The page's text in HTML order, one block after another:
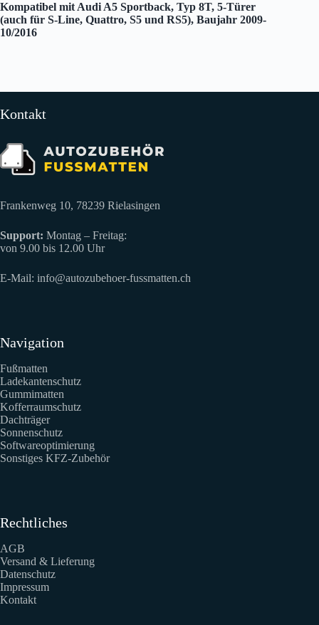
Kompatibel mit Audi A5 Sportback, Typ 8T, 5-Türer
(auch für S-Line, Quattro, S5 und RS5), Baujahr 2009-
10/2016
Kontakt
Frankenweg 10, 78239 Rielasingen
Support: Montag – Freitag:
von 9.00 bis 12.00 Uhr
E-Mail: info@autozubehoer-fussmatten.ch
Navigation
Fußmatten
Ladekantenschutz
Gummimatten
Kofferraumschutz
Dachträger
Sonnenschutz
Softwareoptimierung
Sonstiges KFZ-Zubehör
Rechtliches
AGB
Versand & Lieferung
Datenschutz
Impressum
Kontakt